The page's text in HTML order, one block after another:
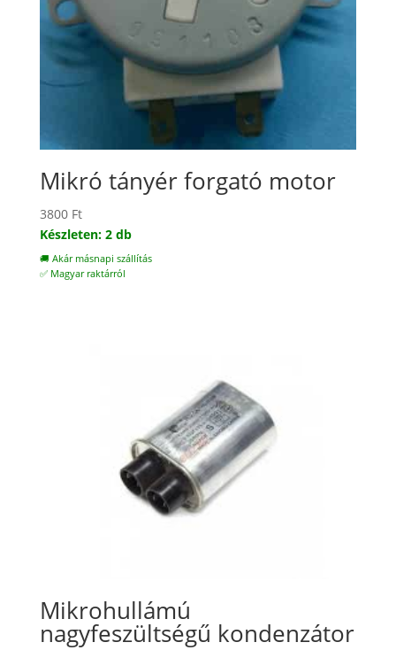
Mikró tányér forgató motor
3800 Ft
Készleten: 2 db
🚚 Akár másnapi szállítás
✅ Magyar raktárról
Mikrohullámú
nagyfeszültségű kondenzátor